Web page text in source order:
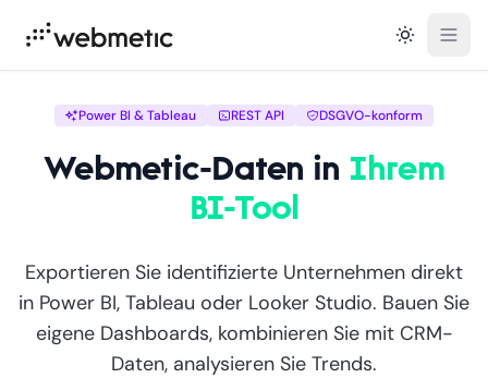
Power BI & Tableau REST API DSGVO-konform
Webmetic-Daten in Ihrem
BI-Tool
Exportieren Sie identifizierte Unternehmen direkt
in Power BI, Tableau oder Looker Studio. Bauen Sie
eigene Dashboards, kombinieren Sie mit CRM-
Daten, analysieren Sie Trends.